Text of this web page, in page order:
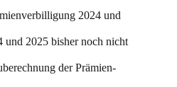
2024 und
und 2025 bisher noch nicht
der Prämien-